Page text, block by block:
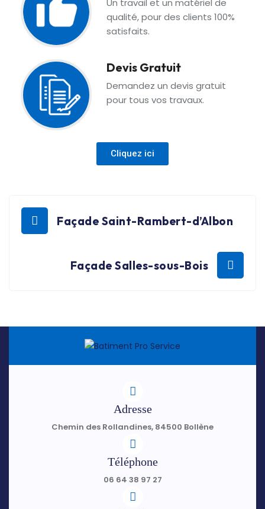
Un travail et un matériel de
qualité, pour des clients 100%
satisfaits.
Devis Gratuit
Demandez un devis gratuit
pour tous vos travaux.
Cliquez ici
Façade Saint-Rambert-d’Albon
Façade Salles-sous-Bois
Adresse
Chemin des Rollandines, 84500 Bollène
Téléphone
06 64 38 97 27